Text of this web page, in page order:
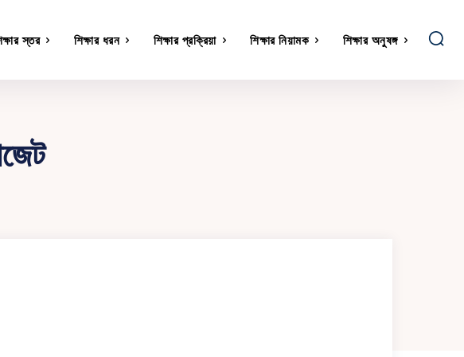
স্তর শিক্ষার ধরন শিক্ষার প্রক্রিয়া শিক্ষার নিয়ামক শিক্ষার অনুষঙ্গ